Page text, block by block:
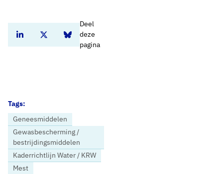
Home Nieuws
Deel
deze
pagina
Deel dit artikel op Linkedin
Deel dit artikel op Twitter
Deel dit artikel op Bluesky
Tags:
Geneesmiddelen
Gewasbescherming /
bestrijdingsmiddelen
Kaderrichtlijn Water / KRW
Mest